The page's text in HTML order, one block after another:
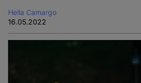
Hella Camargo
16.05.2022